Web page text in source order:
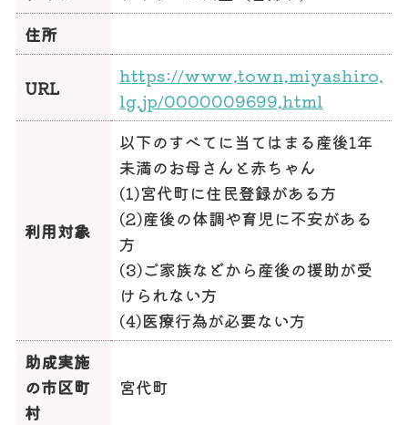
住所
URL
https://www.town.miyashiro.
lg.jp/0000009699.html
利用対象
以下のすべてに当てはまる産後1年
未満のお母さんと赤ちゃん
(1)宮代町に住民登録がある方
(2)産後の体調や育児に不安がある
方
(3)ご家族などから産後の援助が受
けられない方
(4)医療行為が必要ない方
助成実施
の市区町
村
宮代町